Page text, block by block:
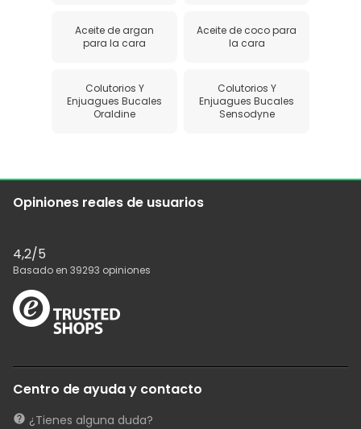
Aceite de argan
para la cara
Aceite de coco para
la cara
Colutorios Y
Enjuagues Bucales
Oraldine
Colutorios Y
Enjuagues Bucales
Sensodyne
Opiniones reales de usuarios
4,2/5
Basado en 39293 opiniones
Centro de ayuda y contacto
¿Tienes alguna duda?